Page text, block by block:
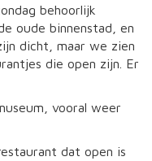
behoorlijk
oude binnenstad, en
dicht, maar we zien
die open zijn. Er
vooral weer
dat open is